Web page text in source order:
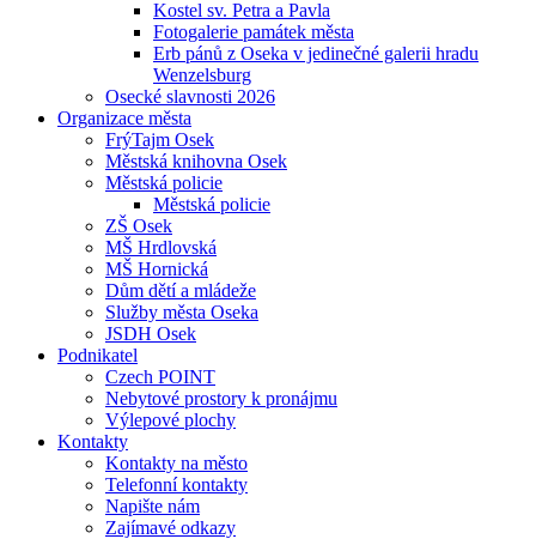
Kostel sv. Petra a Pavla
Fotogalerie památek města
Erb pánů z Oseka v jedinečné galerii hradu
Wenzelsburg
Osecké slavnosti 2026
Organizace města
FrýTajm Osek
Městská knihovna Osek
Městská policie
Městská policie
ZŠ Osek
MŠ Hrdlovská
MŠ Hornická
Dům dětí a mládeže
Služby města Oseka
JSDH Osek
Podnikatel
Czech POINT
Nebytové prostory k pronájmu
Výlepové plochy
Kontakty
Kontakty na město
Telefonní kontakty
Napište nám
Zajímavé odkazy